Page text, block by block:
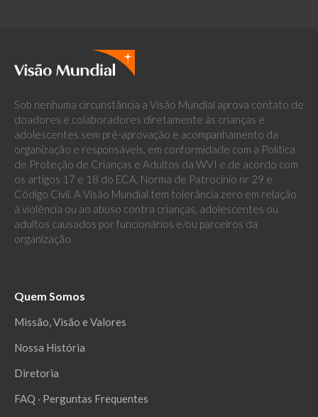
Sob nenhuma circunstância a Visão Mundial aprova contato de
doadores e colaboradores diretamente às crianças e
adolescentes sem pré-aprovação e acompanhamento da
organização e responsáveis, em conformidade com a Política
de Proteção de Crianças e Adultos da WVI e de acordo com
os artigos 17 e 18 do ECA, Norma de Patrocínio nr 29 e
Código Civil. A Visão Mundial tem tolerância zero em relação
à violência ou ao abuso contra crianças, adolescentes ou
adultos causados por funcionários e/ou parceiros da
organização.
Quem Somos
Missão, Visão e Valores
Nossa História
Diretoria
FAQ ‧ Perguntas Frequentes